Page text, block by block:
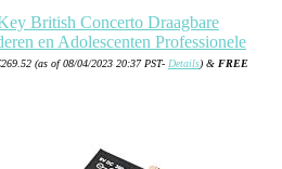
British Concerto Draagbare
en Adolescenten Professionele
269.52 (as of 08/04/2023 20:37 PST- Details) & FREE